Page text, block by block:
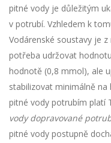
pitné vody je důležitým
v potrubí. Vzhledem k
Vodárenské soustavy je
potřeba udržovat
hodnotě (0,8 mmol), ale
stabilizovat minimálně
pitné vody potrubím platí
vody dopravované
pitné vody postupně